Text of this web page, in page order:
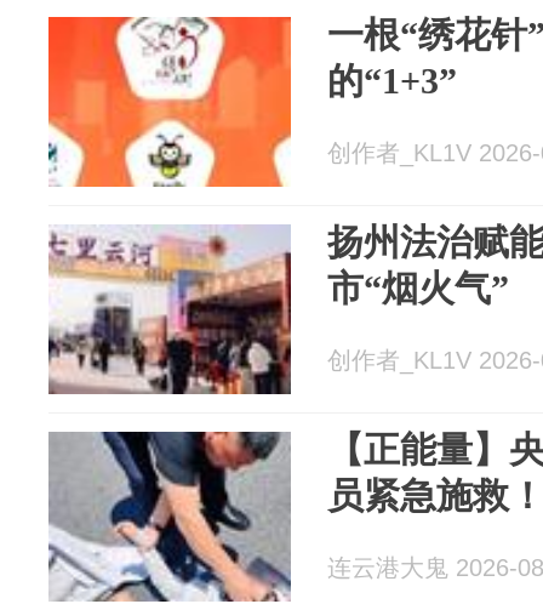
一根“绣花针
的“1+3”
创作者_KL1V
扬州法治赋
市“烟火气”
创作者_KL1V
【正能量】
员紧急施救
连云港大鬼 2026-